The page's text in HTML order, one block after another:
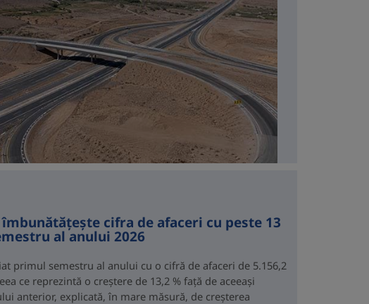
îmbunătățește cifra de afaceri cu peste 13
al anului 2026
primul semestru al anului cu o cifră de afaceri de 5.156,2
ce reprezintă o creștere de 13,2 % față de aceeași
anterior, explicată, în mare măsură, de creșterea